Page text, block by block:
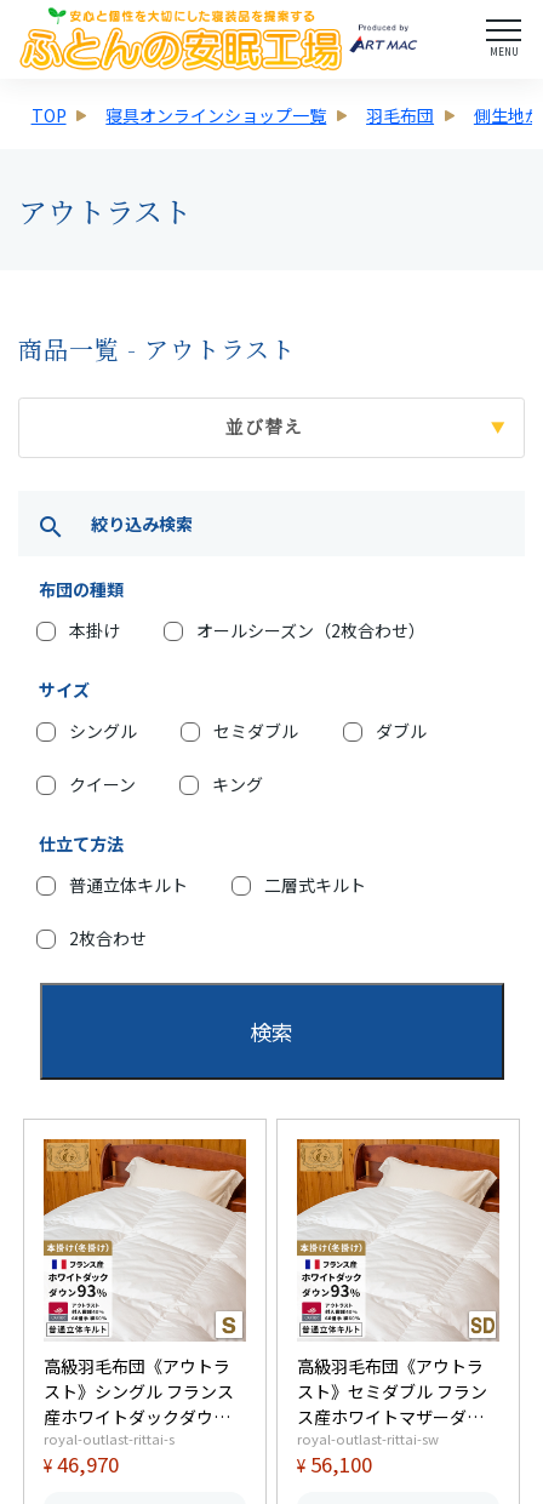
MENU
TOP 寝具オンラインショップ一覧 羽毛布団 側生地
アウトラスト
商品一覧 - アウトラスト
並び替え
search 絞り込み検索
布団の種類
本掛け
オールシーズン（2枚合わせ）
サイズ
シングル
セミダブル ダブル
クイーン キング
仕立て方法
普通立体キルト
二層式キルト
2枚合わせ
高級羽毛布団《アウトラ
スト》シングル フランス
産ホワイトダックダウン
93% (400dp以上) 羽毛量
1.2kg 【5つ星ロイヤルゴ
royal-outlast-rittai-s
¥ 46,970
高級羽毛布団《アウトラ
スト》セミダブル フラン
ス産ホワイトマザーダウ
ン93% (400dp以上) 羽毛
量1.4kg 【5つ星ロイヤル
royal-outlast-rittai-sw
¥ 56,100